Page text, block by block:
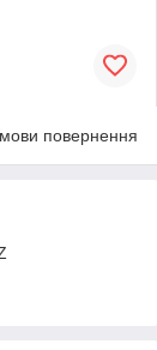
повернення